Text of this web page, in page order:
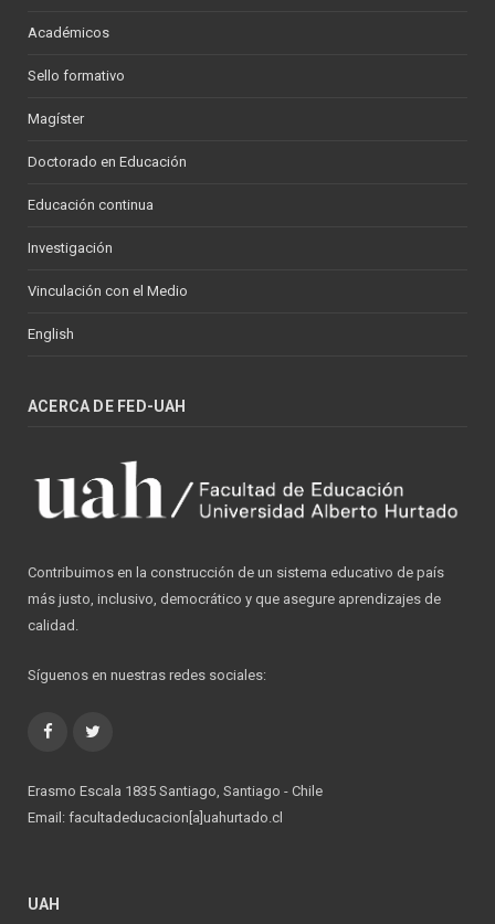
Académicos
Sello formativo
Magíster
Doctorado en Educación
Educación continua
Investigación
Vinculación con el Medio
English
ACERCA DE FED-UAH
Contribuimos en la construcción de un sistema educativo de país
más justo, inclusivo, democrático y que asegure aprendizajes de
calidad.
Síguenos en nuestras redes sociales:
Facebook
Erasmo Escala 1835 Santiago, Santiago - Chile
Email: facultadeducacion[a]uahurtado.cl
UAH